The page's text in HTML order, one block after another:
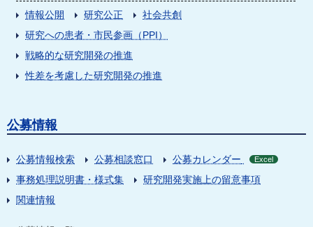
情報公開
研究公正
社会共創
研究への患者・市民参画（PPI）
戦略的な研究開発の推進
性差を考慮した研究開発の推進
公募情報
公募情報検索 公募相談窓口 公募カレンダー Excel
事務処理説明書・様式集
研究開発実施上の留意事項
関連情報